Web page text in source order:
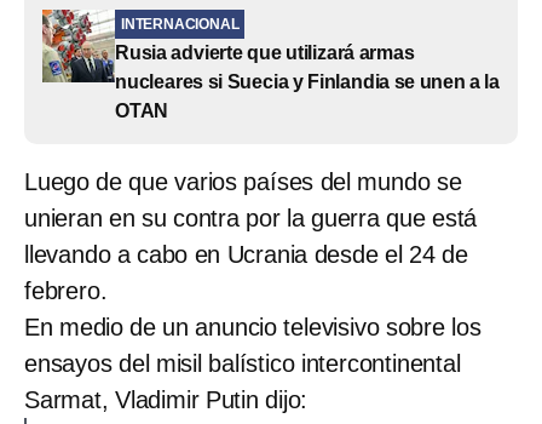
INTERNACIONAL
Rusia advierte que utilizará armas
nucleares si Suecia y Finlandia se unen a la
OTAN
Luego de que varios países del mundo se
unieran en su contra por la guerra que está
llevando a cabo en Ucrania desde el 24 de
febrero.
En medio de un anuncio televisivo sobre los
ensayos del misil balístico intercontinental
Sarmat, Vladimir Putin dijo: